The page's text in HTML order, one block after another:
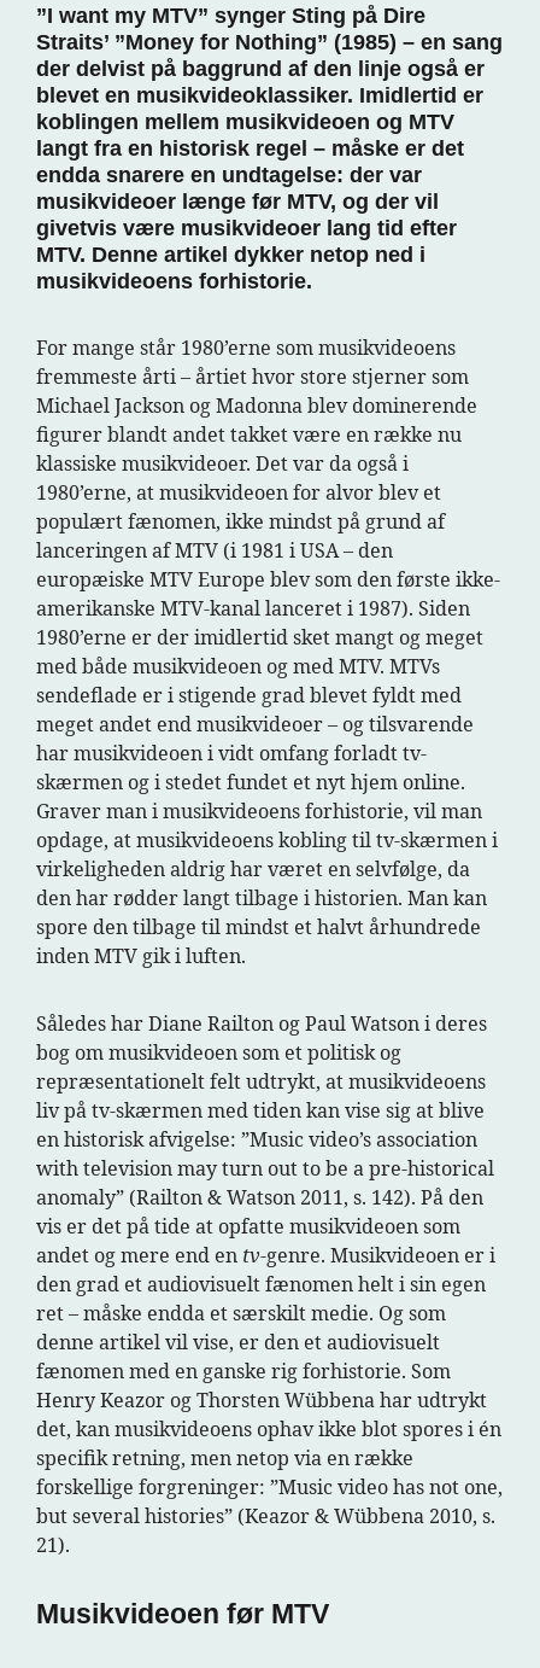
”I want my MTV” synger Sting på Dire
Straits’ ”Money for Nothing” (1985) – en sang
der delvist på baggrund af den linje også er
blevet en musikvideoklassiker. Imidlertid er
koblingen mellem musikvideoen og MTV
langt fra en historisk regel – måske er det
endda snarere en undtagelse: der var
musikvideoer længe før MTV, og der vil
givetvis være musikvideoer lang tid efter
MTV. Denne artikel dykker netop ned i
musikvideoens forhistorie.
For mange står 1980’erne som musikvideoens
fremmeste årti – årtiet hvor store stjerner som
Michael Jackson og Madonna blev dominerende
figurer blandt andet takket være en række nu
klassiske musikvideoer. Det var da også i
1980’erne, at musikvideoen for alvor blev et
populært fænomen, ikke mindst på grund af
lanceringen af MTV (i 1981 i USA – den
europæiske MTV Europe blev som den første ikke-
amerikanske MTV-kanal lanceret i 1987). Siden
1980’erne er der imidlertid sket mangt og meget
med både musikvideoen og med MTV. MTVs
sendeflade er i stigende grad blevet fyldt med
meget andet end musikvideoer – og tilsvarende
har musikvideoen i vidt omfang forladt tv-
skærmen og i stedet fundet et nyt hjem online.
Graver man i musikvideoens forhistorie, vil man
opdage, at musikvideoens kobling til tv-skærmen i
virkeligheden aldrig har været en selvfølge, da
den har rødder langt tilbage i historien. Man kan
spore den tilbage til mindst et halvt århundrede
inden MTV gik i luften.
Således har Diane Railton og Paul Watson i deres
bog om musikvideoen som et politisk og
repræsentationelt felt udtrykt, at musikvideoens
liv på tv-skærmen med tiden kan vise sig at blive
en historisk afvigelse: ”Music video’s association
with television may turn out to be a pre-historical
anomaly” (Railton & Watson 2011, s. 142). På den
vis er det på tide at opfatte musikvideoen som
andet og mere end en tv-genre. Musikvideoen er i
den grad et audiovisuelt fænomen helt i sin egen
ret – måske endda et særskilt medie. Og som
denne artikel vil vise, er den et audiovisuelt
fænomen med en ganske rig forhistorie. Som
Henry Keazor og Thorsten Wübbena har udtrykt
det, kan musikvideoens ophav ikke blot spores i én
specifik retning, men netop via en række
forskellige forgreninger: ”Music video has not one,
but several histories” (Keazor & Wübbena 2010, s.
21).
Musikvideoen før MTV